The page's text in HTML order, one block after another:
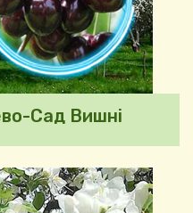
Сад Вишні